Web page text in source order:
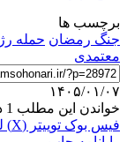
برچسب ها
جنگ رمضان حمله
معتمدی
۱۴۰۵/۰۱/۰۷
خواندن این مطلب 1 دقیقه زمان میبرد
فیس بوک توییتر (X)